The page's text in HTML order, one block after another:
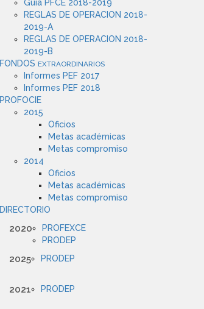
Guía PFCE 2018-2019
REGLAS DE OPERACION 2018-
2019-A
REGLAS DE OPERACION 2018-
2019-B
FONDOS EXTRAORDINARIOS
Informes PEF 2017
Informes PEF 2018
PROFOCIE
2015
Oficios
Metas académicas
Metas compromiso
2014
Oficios
Metas académicas
Metas compromiso
DIRECTORIO
2020
PROFEXCE
PRODEP
2025 PRODEP
2021 PRODEP